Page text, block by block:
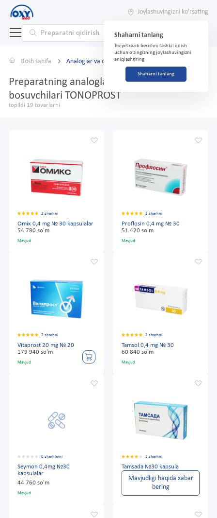
Joylashuvingizni ko'rsating
Shaharni tanlang
Tez yetkazib berishni tashkil qilish
uchun o'zingizning joylashuvingizni
aniqlashtiring
Shaharni tanlang
Bosh sahifa Analoglar va o'rnini bosuvchilar
Preparatning analoglari va o'rnini
bosuvchilari TONOPROST
topildi 19 tovarlarni
2 sharhni
Omix 0,4 mg № 30 kapsulalar
54 780 so'm
Mavjud
2 sharhni
Proflosin 0,4 mg № 30
51 420 so'm
Mavjud
2 sharhni
Vitaprost 20 mg № 20
179 940 so'm
Mavjud
2 sharhni
Tamsol 0,4 mg № 30
60 840 so'm
Mavjud
0 sharhlarni
Seymon 0,4mg №30
kapsulalar
44 760 so'm
Mavjud
3 sharhni
Tamsada №30 kapsula
Mavjudligi haqida xabar
bering